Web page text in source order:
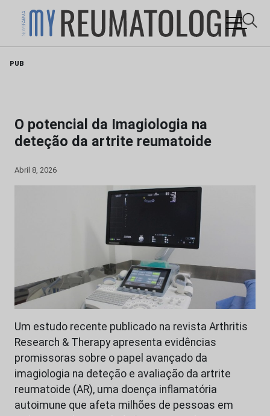
PUB
O potencial da Imagiologia na
deteção da artrite reumatoide
Abril 8, 2026
Um estudo recente publicado na revista Arthritis
Research & Therapy apresenta evidências
promissoras sobre o papel avançado da
imagiologia na deteção e avaliação da artrite
reumatoide (AR), uma doença inflamatória
autoimune que afeta milhões de pessoas em